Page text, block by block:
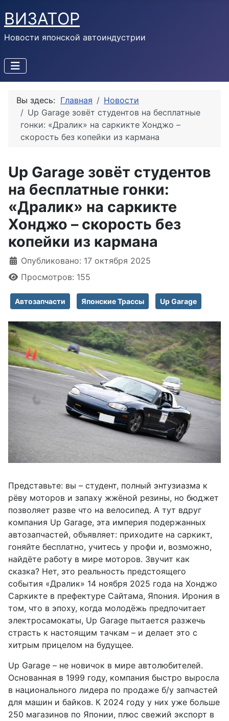
ВИЗАТОР
Новости японской автоиндустрии
Вы здесь: Главная
Новости
Up Garage зовёт студентов на бесплатные
гонки: «Дралик» на саркикте Хонджо –
скорость без копейки из кармана
Up Garage зовёт студентов
на бесплатные гонки:
«Дралик» на саркикте
Хонджо – скорость без
копейки из кармана
Информация о материале
Опубликовано: 17 октября 2025
Просмотров: 155
Автозапчасти Японские Трассы Up Garage
Представьте: вы – студент, полный энтузиазма к
рёву моторов и запаху жжёной резины, но бюджет
позволяет разве что на велосипед. А тут вдруг
компания Up Garage, эта империя подержанных
автозапчастей, объявляет: приходите на саркикт,
гоняйте бесплатно, учитесь у профи и, возможно,
найдёте работу в мире моторов. Звучит как
сказка? Нет, это реальность предстоящего
события «Дралик» 14 ноября 2025 года на Хонджо
Саркикте в префектуре Сайтама, Япония. Ирония в
том, что в эпоху, когда молодёжь предпочитает
электросамокаты, Up Garage пытается разжечь
страсть к настоящим тачкам – и делает это с
хитрым прицелом на будущее.
Up Garage – не новичок в мире автолюбителей.
Основанная в 1999 году, компания быстро выросла
в национального лидера по продаже б/у запчастей
для машин и байков. К 2024 году у них уже больше
250 магазинов по Японии, плюс свежий экспорт в